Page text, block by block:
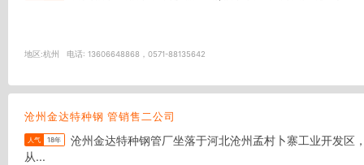
地区:杭州 电话: 13606648868，0571-88135642
沧州金达特种钢 管销售二公司
人气 18年
从...